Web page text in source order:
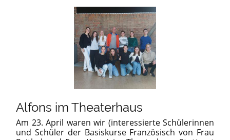
Alfons im Theaterhaus
Am 23. April waren wir (interessierte Schülerinnen
und Schüler der Basiskurse Französisch von Frau